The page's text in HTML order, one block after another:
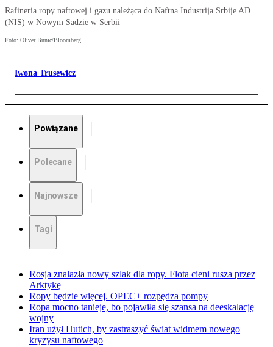
Rafineria ropy naftowej i gazu należąca do Naftna Industrija Srbije AD
(NIS) w Nowym Sadzie w Serbii
Foto: Oliver Bunic/Bloomberg
Iwona Trusewicz
Powiązane
Polecane
Najnowsze
Tagi
Rosja znalazła nowy szlak dla ropy. Flota cieni rusza przez
Arktykę
Ropy będzie więcej. OPEC+ rozpędza pompy
Ropa mocno tanieje, bo pojawiła się szansa na deeskalację
wojny
Iran użył Hutich, by zastraszyć świat widmem nowego
kryzysu naftowego